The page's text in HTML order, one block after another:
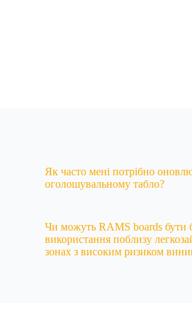
Як часто мені потрібно
оголошувальному табло?
Чи можуть RAMS boards бути
використання поблизу
зонах з високим ризиком